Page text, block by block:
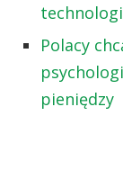
Polacy
pieniędzy